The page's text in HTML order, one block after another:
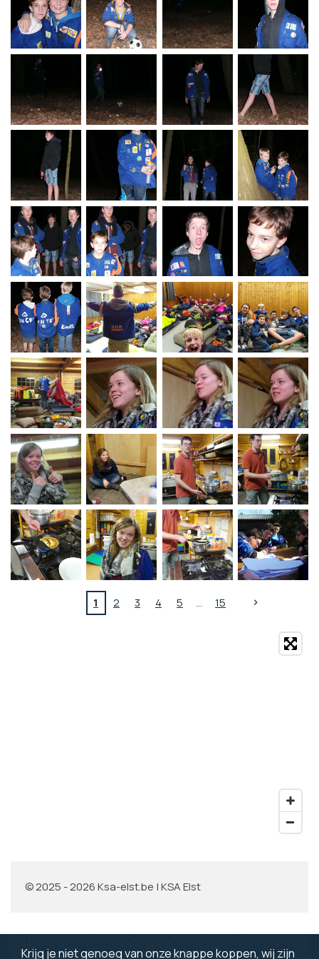
1 2 3 4 5 15
© 2025 - 2026 Ksa-elst.be | KSA Elst
Krijg je niet genoeg van onze knappe koppen, wij zijn